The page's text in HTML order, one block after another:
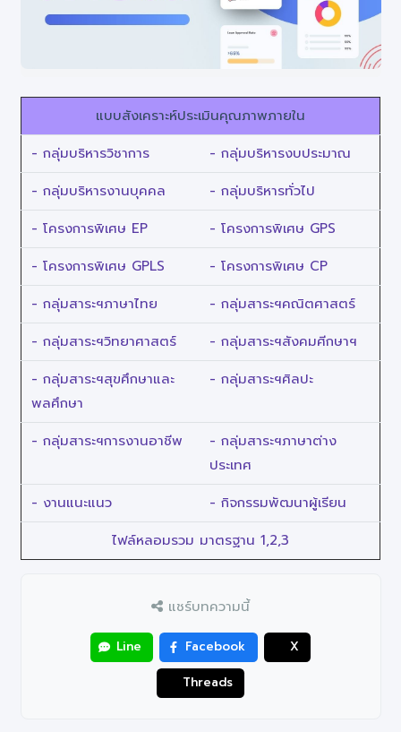
แบบสังเคราะห์ประเมินคุณภาพภายใน
- กลุ่มบริหารวิชาการ
- กลุ่มบริหารงบประมาณ
- กลุ่มบริหารงานบุคคล
- กลุ่มบริหารทั่วไป
- โครงการพิเศษ EP
- โครงการพิเศษ GPS
- โครงการพิเศษ GPLS
- โครงการพิเศษ CP
- กลุ่มสาระฯภาษาไทย
- กลุ่มสาระฯคณิตศาสตร์
- กลุ่มสาระฯวิทยาศาสตร์
- กลุ่มสาระฯสังคมศีกษาฯ
- กลุ่มสาระฯสุขศึกษาและ
พลศึกษา
- กลุ่มสาระฯศิลปะ
- กลุ่มสาระฯการงานอาชีพ
- กลุ่มสาระฯภาษาต่าง
ประเทศ
- งานแนะแนว
- กิจกรรมพัฒนาผู้เรียน
ไฟล์หลอมรวม มาตรฐาน 1,2,3
แชร์บทความนี้
Line Facebook X
Threads